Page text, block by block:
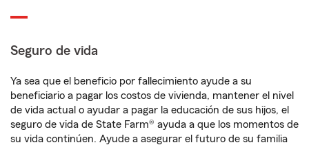
Seguro de vida
Ya sea que el beneficio por fallecimiento ayude a su
beneficiario a pagar los costos de vivienda, mantener el nivel
de vida actual o ayudar a pagar la educación de sus hijos, el
seguro de vida de State Farm® ayuda a que los momentos de
su vida continúen. Ayude a asegurar el futuro de su familia